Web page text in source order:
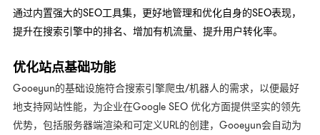
通过内置强大的SEO工具集，更好地管理和优化自身的SEO表现，
提升在搜索引擎中的排名、增加有机流量、提升用户转化率。
优化站点基础功能
Gooeyun的基础设施符合搜索引擎爬虫/机器人的需求，以便最好
地支持网站性能，为企业在Google SEO 优化方面提供坚实的领先
优势，包括服务器端渲染和可定义URL的创建，Gooeyun会自动为